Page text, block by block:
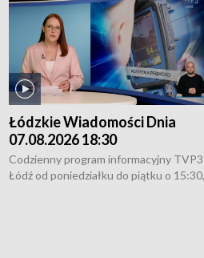
Łódzkie Wiadomości Dnia
07.08.2026 18:30
Codzienny program informacyjny TVP3
Łódź od poniedziałku do piątku o 15:30,